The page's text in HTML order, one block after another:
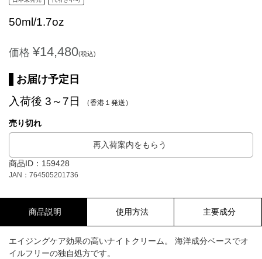
50ml/1.7oz
価格 ¥14,480(税込)
お届け予定日
入荷後 3～7日 （香港１発送）
売り切れ
再入荷案内をもらう
商品ID：159428
JAN：764505201736
商品説明 使用方法 主要成分
エイジングケア効果の高いナイトクリーム。 海洋成分ベースでオ
イルフリーの独自処方です。